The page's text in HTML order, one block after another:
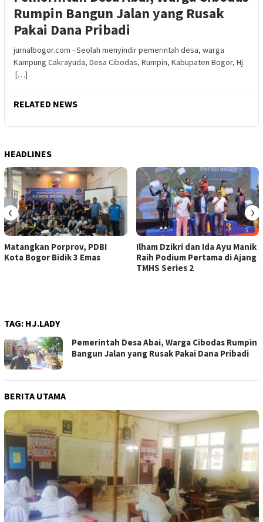
Rumpin Bangun Jalan yang Rusak
Pakai Dana Pribadi
jurnalbogor.com - Seolah menyindir pemerintah desa, warga
Kampung Cakrayuda, Desa Cibodas, Rumpin, Kabupaten Bogor, Hj
[…]
RELATED NEWS
HEADLINES
Matangkan Porprov, PDBI
Kota Bogor Bidik 3 Emas
Ilham Dzikri dan Ida Ayu Manik
Raih Podium Pertama di Ajang
TMHS Series 2
‹ ›
TAG: HJ.LADY
Pemerintah Desa Abai, Warga Cibodas Rumpin
Bangun Jalan yang Rusak Pakai Dana Pribadi
BERITA UTAMA